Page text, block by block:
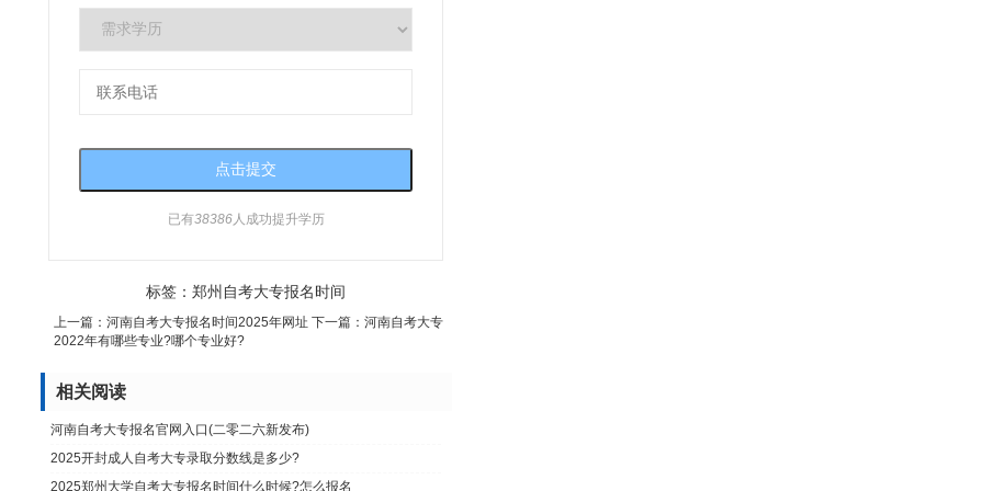
已有38386人成功提升学历
标签： 郑州自考大专报名时间
上一篇： 河南自考大专报名时间2025年网址 下一篇： 河南自考大专
2022年有哪些专业?哪个专业好?
相关阅读
河南自考大专报名官网入口(二零二六新发布)
2025开封成人自考大专录取分数线是多少?
2025郑州大学自考大专报名时间什么时候?怎么报名